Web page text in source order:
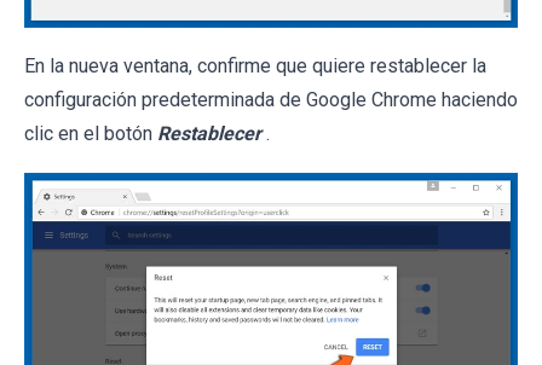
En la nueva ventana, confirme que quiere restablecer la
configuración predeterminada de Google Chrome haciendo
clic en el botón Restablecer .